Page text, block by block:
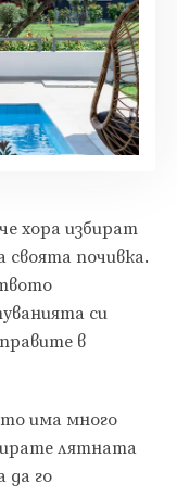
хора избират
своята почивка.
си
в
има много
лятната
да го